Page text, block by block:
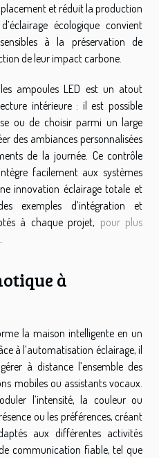
et réduit la production
écologique convient
à la préservation de
de leur impact carbone.
ampoules LED est un atout
intérieure : il est possible
ou de choisir parmi un large
des ambiances personnalisées
de la journée. Ce contrôle
facilement aux systèmes
innovation éclairage totale et
exemples d’intégration et
à chaque projet, pour plus
.
à
la maison intelligente en un
à l’automatisation éclairage, il
à distance l’ensemble des
mobiles ou assistants vocaux.
l’intensité, la couleur ou
ou les préférences, créant
aux différentes activités
communication fiable, tel que